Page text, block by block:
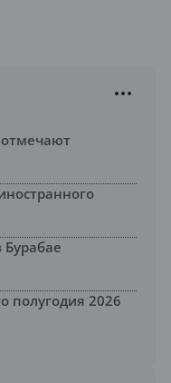
Бурабае
полугодия 2026